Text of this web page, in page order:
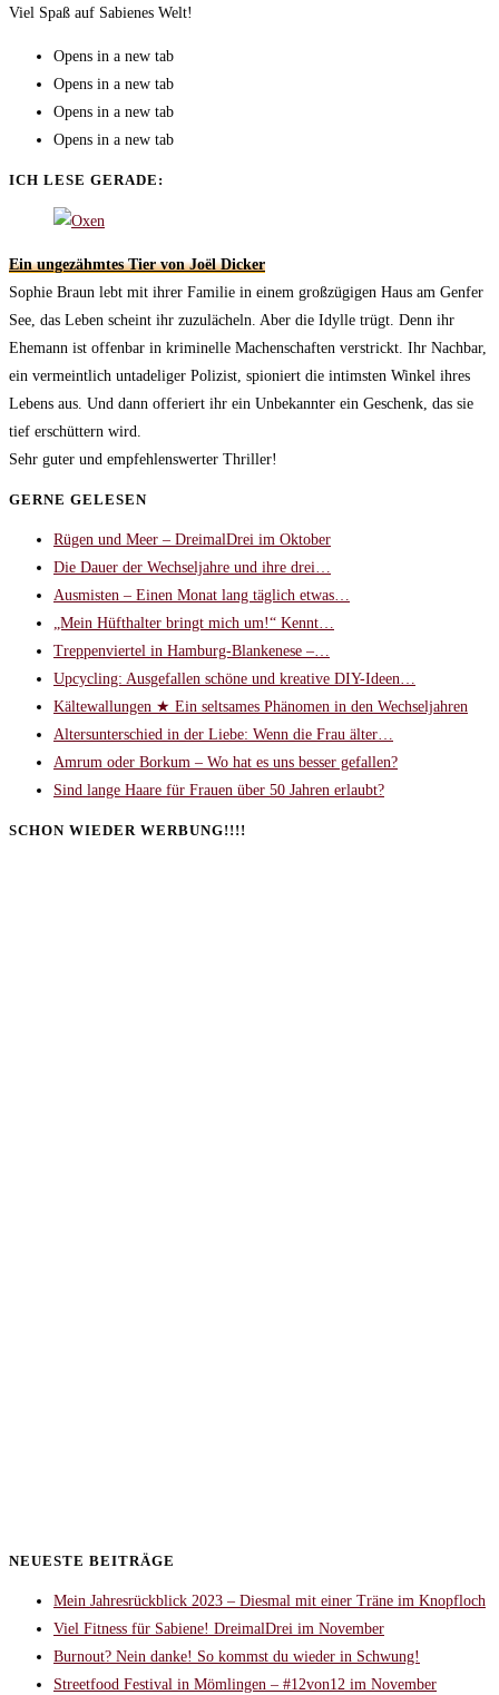
Viel Spaß auf Sabienes Welt!
Opens in a new tab
Opens in a new tab
Opens in a new tab
Opens in a new tab
ICH LESE GERADE:
Ein ungezähmtes Tier von Joël Dicker
Sophie Braun lebt mit ihrer Familie in einem großzügigen Haus am Genfer
See, das Leben scheint ihr zuzulächeln. Aber die Idylle trügt. Denn ihr
Ehemann ist offenbar in kriminelle Machenschaften verstrickt. Ihr Nachbar,
ein vermeintlich untadeliger Polizist, spioniert die intimsten Winkel ihres
Lebens aus. Und dann offeriert ihr ein Unbekannter ein Geschenk, das sie
tief erschüttern wird.
Sehr guter und empfehlenswerter Thriller!
GERNE GELESEN
Rügen und Meer – DreimalDrei im Oktober
Die Dauer der Wechseljahre und ihre drei…
Ausmisten – Einen Monat lang täglich etwas…
„Mein Hüfthalter bringt mich um!“ Kennt…
Treppenviertel in Hamburg-Blankenese –…
Upcycling: Ausgefallen schöne und kreative DIY-Ideen…
Kältewallungen ★ Ein seltsames Phänomen in den Wechseljahren
Altersunterschied in der Liebe: Wenn die Frau älter…
Amrum oder Borkum – Wo hat es uns besser gefallen?
Sind lange Haare für Frauen über 50 Jahren erlaubt?
SCHON WIEDER WERBUNG!!!!
NEUESTE BEITRÄGE
Mein Jahresrückblick 2023 – Diesmal mit einer Träne im Knopfloch
Viel Fitness für Sabiene! DreimalDrei im November
Burnout? Nein danke! So kommst du wieder in Schwung!
Streetfood Festival in Mömlingen – #12von12 im November